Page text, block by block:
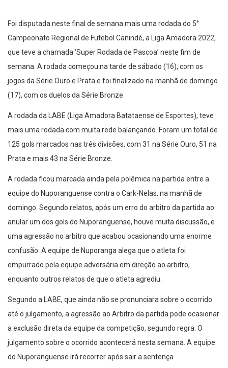
Foi disputada neste final de semana mais uma rodada do 5°
Campeonato Regional de Futebol Canindé, a Liga Amadora 2022,
que teve a chamada ‘Super Rodada de Pascoa’ neste fim de
semana. A rodada começou na tarde de sábado (16), com os
jogos da Série Ouro e Prata e foi finalizado na manhã de domingo
(17), com os duelos da Série Bronze.
A rodada da LABE (Liga Amadora Batataense de Esportes), teve
mais uma rodada com muita rede balançando. Foram um total de
125 gols marcados nas três divisões, com 31 na Série Ouro, 51 na
Prata e mais 43 na Série Bronze.
A rodada ficou marcada ainda pela polêmica na partida entre a
equipe do Nuporanguense contra o Cark-Nelas, na manhã de
domingo. Segundo relatos, após um erro do arbitro da partida ao
anular um dos gols do Nuporanguense, houve muita discussão, e
uma agressão no arbitro que acabou ocasionando uma enorme
confusão. A equipe de Nuporanga alega que o atleta foi
empurrado pela equipe adversária em direção ao arbitro,
enquanto outros relatos de que o atleta agrediu.
Segundo a LABE, que ainda não se pronunciara sobre o ocorrido
até o julgamento, a agressão ao Arbitro da partida pode ocasionar
a exclusão direta da equipe da competição, segundo regra. O
julgamento sobre o ocorrido acontecerá nesta semana. A equipe
do Nuporanguense irá recorrer após sair a sentença.